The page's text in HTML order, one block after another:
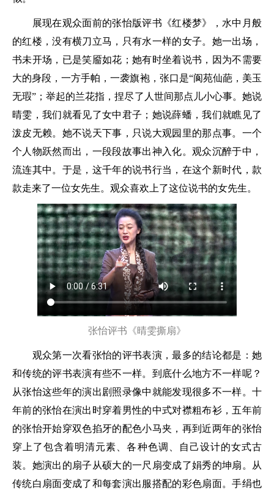
展现在观众面前的张怡版评书《红楼梦》，水中月般
的红楼，没有横刀立马，只有水一样的女子。她一出场，
书未开场，已是笑靥如花；她有时坐着说书，因为不需要
大的身段，一方手帕，一袭旗袍，张口是“阆苑仙葩，美玉
无瑕”；举起的兰花指，捏尽了人世间那点儿小心事。她说
晴雯，我们就看见了女中君子；她说薛蟠，我们就瞧见了
泼皮无赖。她不说天下事，只说大观园里的那点事。一个
个人物跃然而出，一段段故事出神入化。观众沉醉于中，
流连其中。于是，这千年的说书行当，在这个新时代，款
款走来了一位女先生。观众喜欢上了这位说书的女先生。
张怡评书《晴雯撕扇》
观众第一次看张怡的评书表演，最多的结论都是：她
和传统的评书表演有些不一样。到底什么地方不一样呢？
从张怡这些年的演出剧照录像中就能发现很多不一样。十
年前的张怡在演出时穿着男性的中式对襟粗布衫，五年前
的张怡开始穿双色掐牙的配色小马夹，再到近两年的张怡
穿上了包含着明清元素、各种色调、自己设计的女式古
装。她演出的扇子从硕大的一尺扇变成了娟秀的坤扇。从
传统白扇面变成了和每套演出服搭配的彩色扇面。手绢也